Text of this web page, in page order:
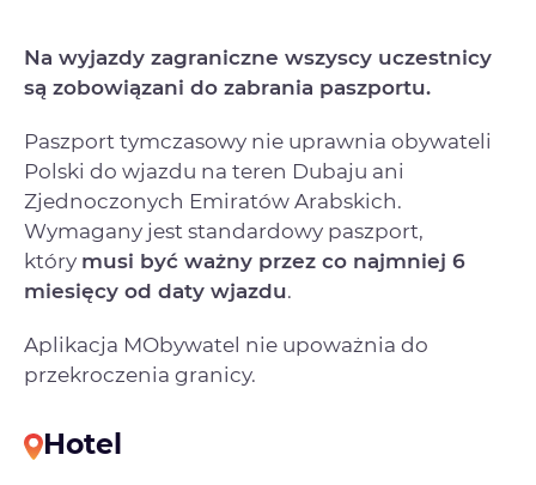
Na wyjazdy zagraniczne wszyscy uczestnicy
są zobowiązani do zabrania paszportu.
Paszport tymczasowy nie uprawnia obywateli
Polski do wjazdu na teren Dubaju ani
Zjednoczonych Emiratów Arabskich.
Wymagany jest standardowy paszport,
który musi być ważny przez co najmniej 6
miesięcy od daty wjazdu.
Aplikacja MObywatel nie upoważnia do
przekroczenia granicy.
Hotel